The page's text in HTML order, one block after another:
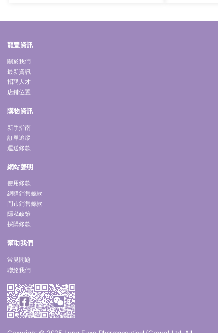
龍豐資訊
關於我們
最新資訊
招聘人才
店鋪位置
購物資訊
新手指南
訂單追蹤
運送條款
網站聲明
使用條款
網購銷售條款
門市銷售條款
隱私政策
採購條款
幫助我們
常見問題
聯絡我們